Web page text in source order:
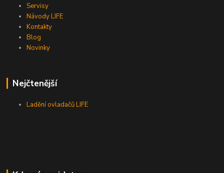
Servisy
Návody LIFE
Kontakty
Blog
Novinky
Nejčtenější
Ladění ovladačů LIFE